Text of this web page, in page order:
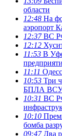
области
12:48 На
аэропорт
12:37ВС
12:12
11:53 В
11:11
10:53 Три
БПЛА ВСУ
10:31 ВС
10:10
бомба
09:47Два